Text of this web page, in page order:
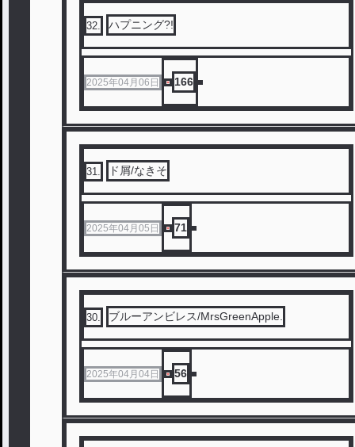
32. ハプニング?!
2025年04月06日 166
31. ド屑/なきそ
2025年04月05日 71
30. ブルーアンビレス/MrsGreenApple.
2025年04月04日 56